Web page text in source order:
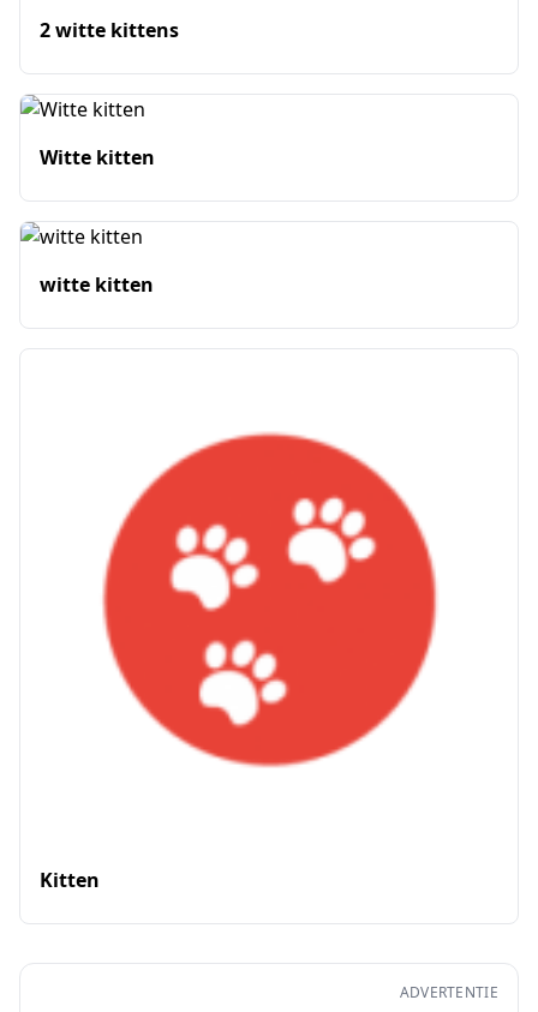
2 witte kittens
Witte kitten
witte kitten
Kitten
ADVERTENTIE